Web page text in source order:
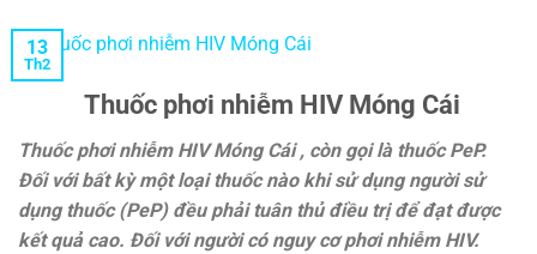
13
Th2
Thuốc phơi nhiễm HIV Móng Cái
Thuốc phơi nhiễm HIV Móng Cái , còn gọi là thuốc PeP.
Đối với bất kỳ một loại thuốc nào khi sử dụng người sử
dụng thuốc (PeP) đều phải tuân thủ điều trị để đạt được
kết quả cao. Đối với người có nguy cơ phơi nhiễm HIV.